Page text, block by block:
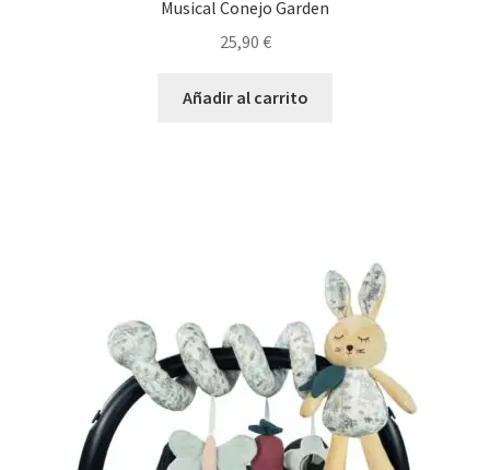
Musical Conejo Garden
25,90 €
Añadir al carrito